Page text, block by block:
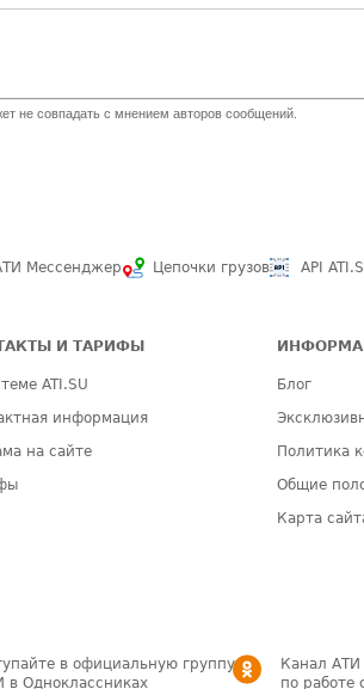
не совпадать с мнением авторов сообщений.
Мессенджер Цепочки грузов API
И ТАРИФЫ
ATI.SU
информация
на сайте
Блог
Политика
Общие
Карта
в официальную группу
в Одноклассниках
Канал
по работе